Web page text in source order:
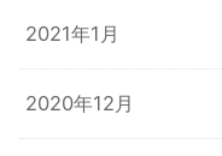
2021年1月
2020年12月